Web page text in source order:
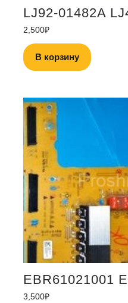
LJ92-01482A
2,500₽
В корзину
EBR61021001
3,500₽